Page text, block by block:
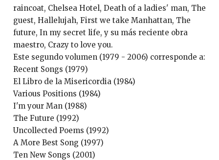
raincoat, Chelsea Hotel, Death of a ladies' man, The
guest, Hallelujah, First we take Manhattan, The
future, In my secret life, y su más reciente obra
maestro, Crazy to love you.
Este segundo volumen (1979 - 2006) corresponde a:
Recent Songs (1979)
El Libro de la Misericordia (1984)
Various Positions (1984)
I'm your Man (1988)
The Future (1992)
Uncollected Poems (1992)
A More Best Song (1997)
Ten New Songs (2001)